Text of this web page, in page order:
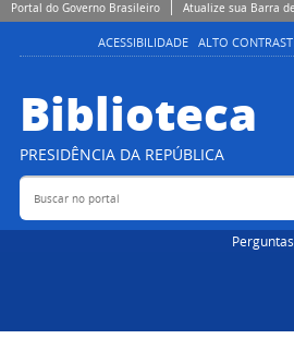
Portal do Governo Brasileiro Atualize sua Barra
ACESSIBILIDADE ALTO
Biblioteca
PRESIDÊNCIA DA REPÚBLICA
Buscar no portal